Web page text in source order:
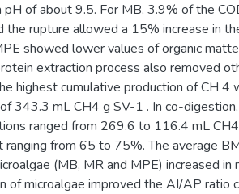
pH of about 9.5. For MB, 3.9% of the
the rupture allowed a 15% increase in
showed lower values of organic
extraction process also removed
highest cumulative production of CH 4
343.3 mL CH4 g SV-1 . In co-
ranged from 269.6 to 116.4 mL
ranging from 65 to 75%. The average
(MB, MR and MPE) increased in
of microalgae improved the AI/AP ratio